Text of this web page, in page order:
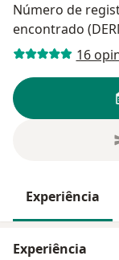
Número de
encontrado
16
Experiência
Experiência